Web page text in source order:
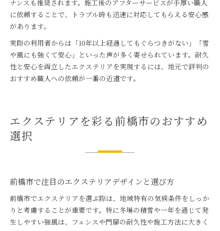
ナンスも推奨されます。施工後のアフターサービスが手厚い職人
に依頼することで、トラブル時も迅速に対応してもらえる安心感
があります。
実際の利用者からは「10年以上経過してもぐらつきがない」「雪
や風にも強くて安心」といった声が多く寄せられています。耐久
性と安心を両立したエクステリアを実現するには、地元で評判の
おすすめ職人への依頼が一番の近道です。
エクステリアを彩る前橋市のおすすめ
選択
前橋市で注目のエクステリアデザインと選び方
前橋市でエクステリアを選ぶ際は、地域特有の気候条件をしっか
りと考慮することが重要です。特に冬場の積雪や一年を通じて発
生しやすい強風は、フェンスや門扉の耐久性や施工方法に大きく